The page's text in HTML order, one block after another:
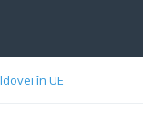
în UE